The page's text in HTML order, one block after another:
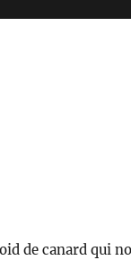
de canard qui